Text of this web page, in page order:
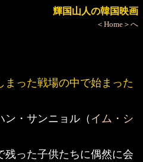
輝国山人の韓国映画
＜Home＞へ
った戦場の中で始まった
・サンニョル（ イム・シ
った子供たちに偶然に会